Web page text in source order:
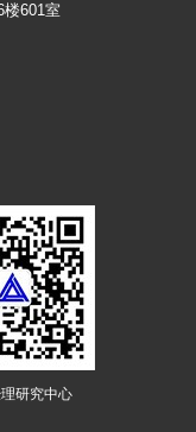
601室
研究中心